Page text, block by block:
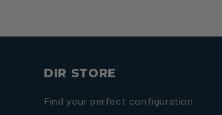
DIR STORE
Find your perfect configuration.